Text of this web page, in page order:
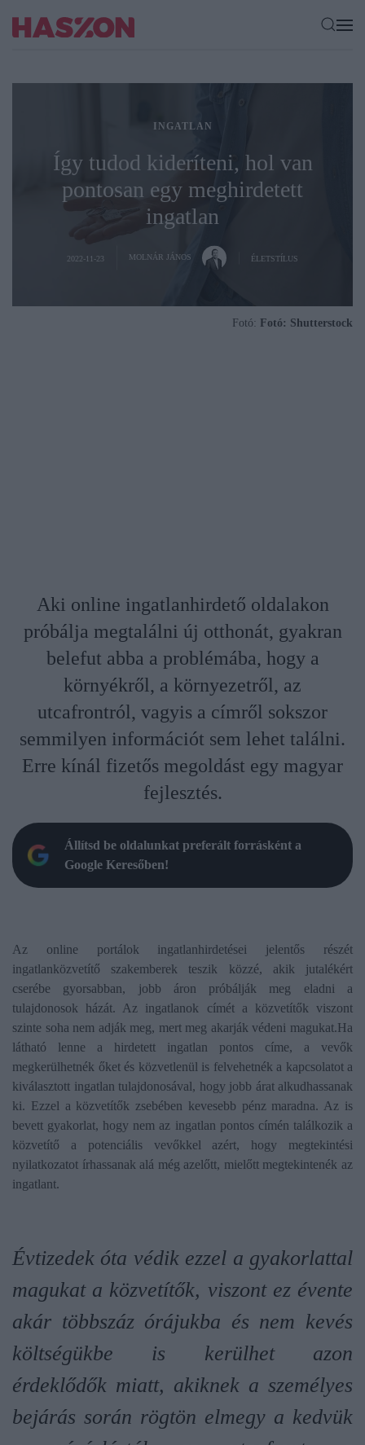
INGATLAN
Így tudod kideríteni, hol van
pontosan egy meghirdetett
ingatlan
2022-11-23 MOLNÁR JÁNOS ÉLETSTÍLUS
Fotó: Fotó: Shutterstock
Aki online ingatlanhirdető oldalakon
próbálja megtalálni új otthonát, gyakran
belefut abba a problémába, hogy a
környékről, a környezetről, az
utcafrontról, vagyis a címről sokszor
semmilyen információt sem lehet találni.
Erre kínál fizetős megoldást egy magyar
fejlesztés.
Állítsd be oldalunkat preferált forrásként a
Google Keresőben!
Az online portálok ingatlanhirdetései jelentős részét
ingatlanközvetítő szakemberek teszik közzé, akik jutalékért
cserébe gyorsabban, jobb áron próbálják meg eladni a
tulajdonosok házát. Az ingatlanok címét a közvetítők viszont
szinte soha nem adják meg, mert meg akarják védeni magukat.Ha
látható lenne a hirdetett ingatlan pontos címe, a vevők
megkerülhetnék őket és közvetlenül is felvehetnék a kapcsolatot a
kiválasztott ingatlan tulajdonosával, hogy jobb árat alkudhassanak
ki. Ezzel a közvetítők zsebében kevesebb pénz maradna. Az is
bevett gyakorlat, hogy nem az ingatlan pontos címén találkozik a
közvetítő a potenciális vevőkkel azért, hogy megtekintési
nyilatkozatot írhassanak alá még azelőtt, mielőtt megtekintenék az
ingatlant.
Évtizedek óta védik ezzel a gyakorlattal
magukat a közvetítők, viszont ez évente
akár többszáz órájukba és nem kevés
költségükbe is kerülhet azon
érdeklődők miatt, akiknek a személyes
bejárás során rögtön elmegy a kedvük